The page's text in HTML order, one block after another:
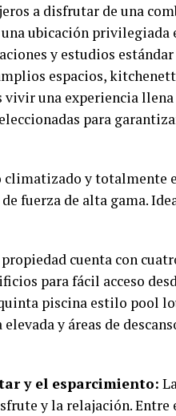
a disfrutar de una
ubicación privilegiada
y estudios
espacios,
vivir una experiencia
para
climatizado y totalmente
fuerza de alta gama.
propiedad cuenta con
para fácil acceso
piscina estilo pool
y áreas de
y el esparcimiento:
y la relajación. Entre